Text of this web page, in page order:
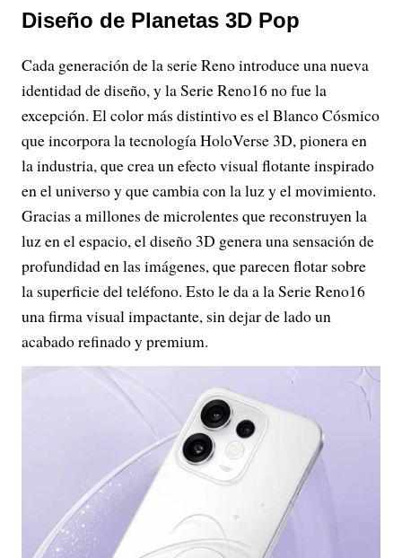
Diseño de Planetas 3D Pop
Cada generación de la serie Reno introduce una nueva
identidad de diseño, y la Serie Reno16 no fue la
excepción. El color más distintivo es el Blanco Cósmico
que incorpora la tecnología HoloVerse 3D, pionera en
la industria, que crea un efecto visual flotante inspirado
en el universo y que cambia con la luz y el movimiento.
Gracias a millones de microlentes que reconstruyen la
luz en el espacio, el diseño 3D genera una sensación de
profundidad en las imágenes, que parecen flotar sobre
la superficie del teléfono. Esto le da a la Serie Reno16
una firma visual impactante, sin dejar de lado un
acabado refinado y premium.